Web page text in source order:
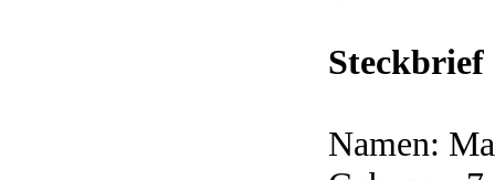
Steckbrief
Namen: